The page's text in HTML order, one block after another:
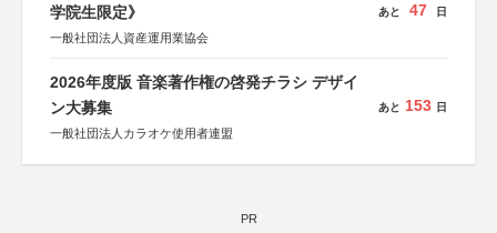
学院生限定》
一般社団法人資産運用業協会
あと 47 日
2026年度版 音楽著作権の啓発チラシ デザイ
ン大募集
一般社団法人カラオケ使用者連盟
あと 153 日
PR